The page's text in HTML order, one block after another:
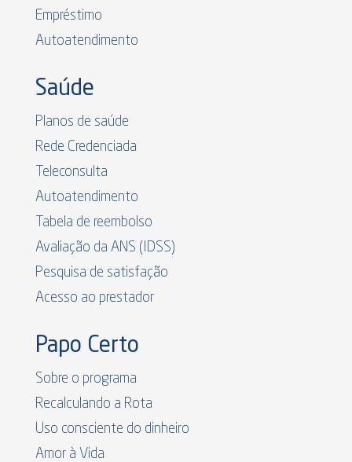
Empréstimo
Autoatendimento
Saúde
Planos de saúde
Rede Credenciada
Teleconsulta
Autoatendimento
Tabela de reembolso
Avaliação da ANS (IDSS)
Pesquisa de satisfação
Acesso ao prestador
Papo Certo
Sobre o programa
Recalculando a Rota
Uso consciente do dinheiro
Amor à Vida